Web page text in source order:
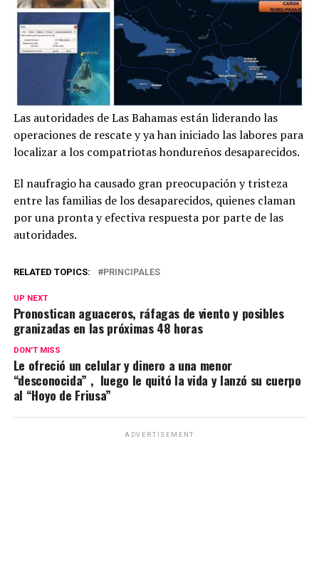
Las autoridades de Las Bahamas están liderando las
operaciones de rescate y ya han iniciado las labores para
localizar a los compatriotas hondureños desaparecidos.
El naufragio ha causado gran preocupación y tristeza
entre las familias de los desaparecidos, quienes claman
por una pronta y efectiva respuesta por parte de las
autoridades.
RELATED TOPICS: PRINCIPALES
UP NEXT
Pronostican aguaceros, ráfagas de viento y posibles
granizadas en las próximas 48 horas
DON'T MISS
Le ofreció un celular y dinero a una menor
“desconocida” , luego le quitó la vida y lanzó su cuerpo
al “Hoyo de Friusa”
ADVERTISEMENT